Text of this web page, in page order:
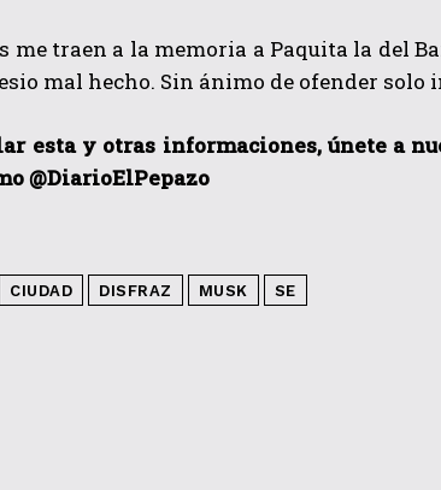
me traen a la memoria a Paquita la del
mal hecho. Sin ánimo de ofender solo
esta y otras informaciones, únete a
@DiarioElPepazo
CIUDAD DISFRAZ MUSK SE